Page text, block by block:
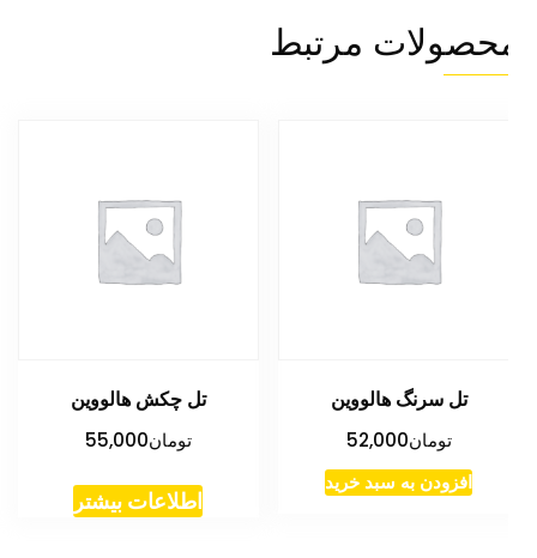
مرتبط
تل سرنگ هالووین
تومان52,000
افزودن به سبد خرید
تل چکش هالووین
تومان55,000
اطلاعات بیشتر